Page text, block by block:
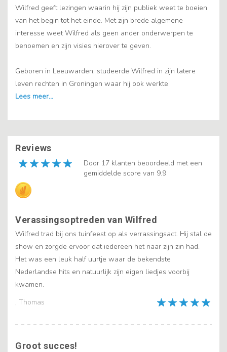
Wilfred geeft lezingen waarin hij zijn publiek weet te boeien
van het begin tot het einde. Met zijn brede algemene
interesse weet Wilfred als geen ander onderwerpen te
benoemen en zijn visies hierover te geven.
Geboren in Leeuwarden, studeerde Wilfred in zijn latere
leven rechten in Groningen waar hij ook werkte
Reviews
Door 17 klanten beoordeeld met een
gemiddelde score van 9.9
, Thomas
Verassingsoptreden van Wilfred
Wilfred trad bij ons tuinfeest op als verrassingsact. Hij stal de
show en zorgde ervoor dat iedereen het naar zijn zin had.
Het was een leuk half uurtje waar de bekendste
Nederlandse hits en natuurlijk zijn eigen liedjes voorbij
kwamen.
Groot succes!